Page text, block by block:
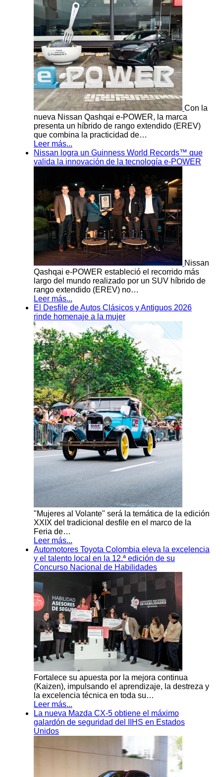
Con la
nueva Nissan Qashqai e-POWER, la marca
presenta un híbrido de rango extendido (EREV)
que combina la practicidad de…
Leer más...
Nissan logra un Guinness World Records™ que
valida la innovación de la tecnología e-POWER
Nissan
Qashqai e-POWER estableció el recorrido más
largo del mundo realizado por un SUV híbrido de
rango extendido (EREV) no…
Leer más...
El Desfile de Autos Clásicos y Antiguos 2026
rinde homenaje a la mujer
"Mujeres al Volante" será la temática de la edición
XXIX del tradicional desfile en el marco de la
Feria de…
Leer más...
Automotores Toyota Colombia eleva la excelencia
y el talento local en la 12.ª edición de su
Concurso Nacional de Habilidades
Fortalece su apuesta por la mejora continua
(Kaizen), impulsando el aprendizaje, la destreza y
la excelencia técnica en toda su…
Leer más...
La nueva Mazda CX-5 obtiene el máximo
galardón de seguridad del IIHS en Estados
Unidos